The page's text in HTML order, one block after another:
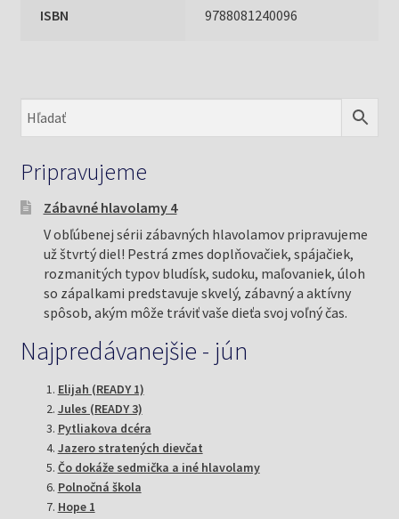
ISBN 9788081240096
Pripravujeme
Zábavné hlavolamy 4
V obľúbenej sérii zábavných hlavolamov pripravujeme
už štvrtý diel! Pestrá zmes doplňovačiek, spájačiek,
rozmanitých typov bludísk, sudoku, maľovaniek, úloh
so zápalkami predstavuje skvelý, zábavný a aktívny
spôsob, akým môže tráviť vaše dieťa svoj voľný čas.
Najpredávanejšie - jún
Elijah (READY 1)
Jules (READY 3)
Pytliakova dcéra
Jazero stratených dievčat
Čo dokáže sedmička a iné hlavolamy
Polnočná škola
Hope 1